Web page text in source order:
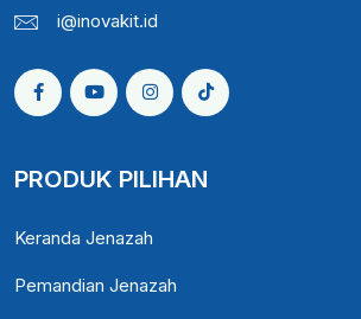
i@inovakit.id
PRODUK PILIHAN
Keranda Jenazah
Pemandian Jenazah